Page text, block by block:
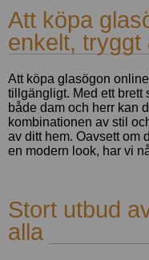
Att köpa
enkelt, tryggt
Att köpa glasögon
tillgängligt. Med ett brett
både dam och herr kan
kombinationen av stil
av ditt hem. Oavsett om
en modern look, har vi
Stort utbud
alla